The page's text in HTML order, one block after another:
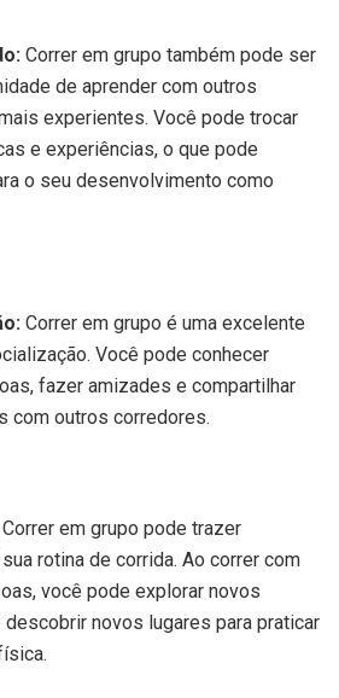
Correr em grupo também pode ser
de aprender com outros
experientes. Você pode trocar
e experiências, o que pode
o seu desenvolvimento como
Correr em grupo é uma excelente
Você pode conhecer
fazer amizades e compartilhar
com outros corredores.
em grupo pode trazer
rotina de corrida. Ao correr com
você pode explorar novos
novos lugares para praticar